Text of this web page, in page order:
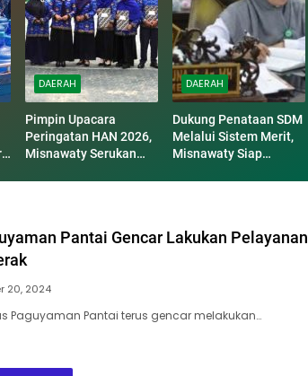
DAERAH
Pimpin Upacara
Peringatan HAN 2026,
Misnawaty Serukan
DAERAH
Dukung Penataan SDM
Melalui Sistem Merit,
Misnawaty Siap
Pantai Gencar Lakukan Pelayanan
20, 2024
Paguyaman Pantai terus gencar melakukan…